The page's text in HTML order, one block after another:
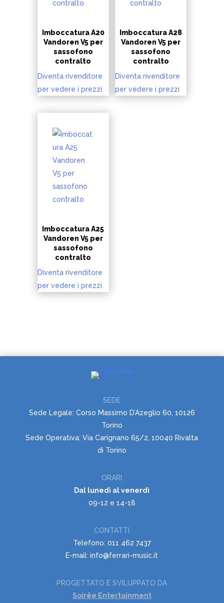
Imboccatura A20
Vandoren V5 per
sassofono
contralto
Diventa rivenditore
per vedere i prezzi
Imboccatura A28
Vandoren V5 per
sassofono
contralto
Diventa rivenditore
per vedere i prezzi
Imboccatura A25
Vandoren V5 per
sassofono
contralto
Diventa rivenditore
per vedere i prezzi
SEDE
Sede Legale: Corso Massimo D’Azeglio 60, 10126
Torino
Sede Operativa: Via Carignano 65/2, 10040 Rivalta
di Torino
ORARI
Dal lunedì al venerdì
09-12 e 14-18
CONTATTI
Telefono: 011 462 7437
E-mail: info@ferrari-music.it
PROGETTATO E SVILUPPATO DA
Soirëe Entertainment